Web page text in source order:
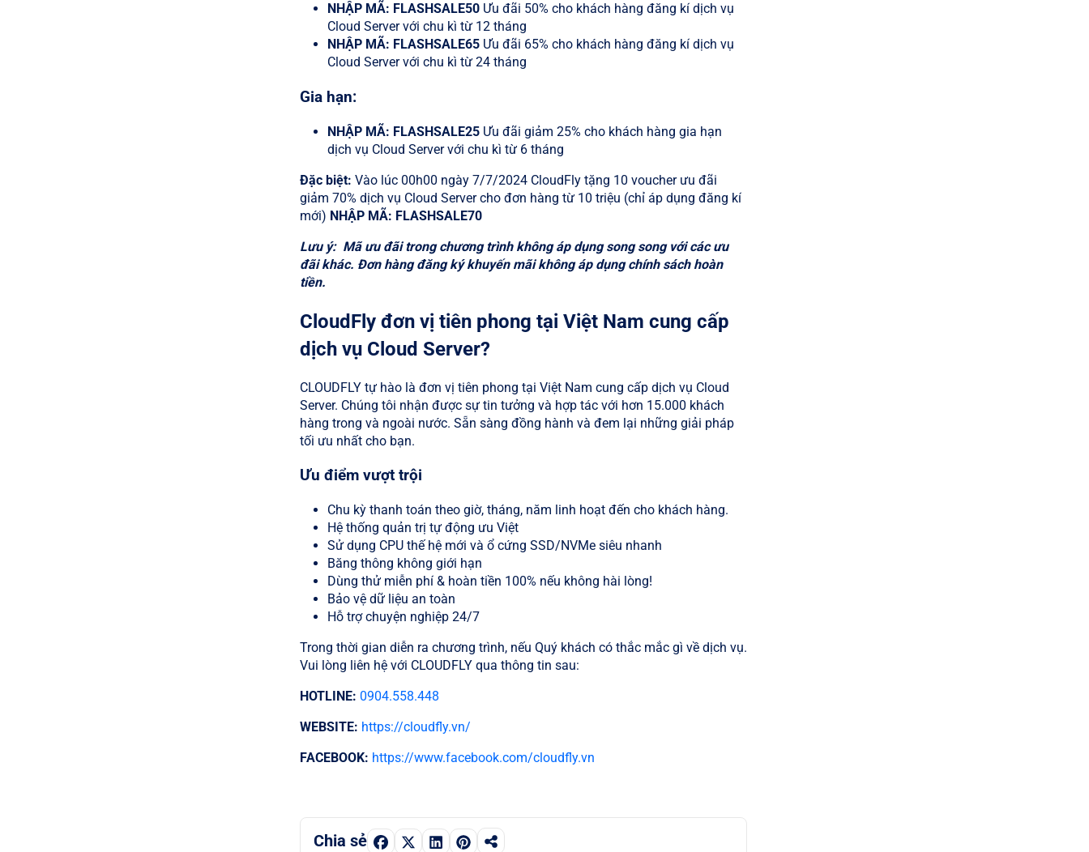
NHẬP MÃ: FLASHSALE50Ưu đãi 50% cho khách hàng đăng kí dịch vụ
Cloud Server với chu kì từ 12 tháng
NHẬP MÃ: FLASHSALE65Ưu đãi 65% cho khách hàng đăng kí dịch vụ
Cloud Server với chu kì từ 24 tháng
Gia hạn:
NHẬP MÃ: FLASHSALE25Ưu đãi giảm 25% cho khách hàng gia hạn
dịch vụ Cloud Server với chu kì từ 6 tháng
Đặc biệt: Vào lúc 00h00 ngày 7/7/2024 CloudFly tặng 10 voucher ưu đãi
giảm 70% dịch vụ Cloud Server cho đơn hàng từ 10 triệu (chỉ áp dụng đăng kí
mới) NHẬP MÃ: FLASHSALE70
Lưu ý: Mã ưu đãi trong chương trình không áp dụng song song với các ưu
đãi khác. Đơn hàng đăng ký khuyến mãi không áp dụng chính sách hoàn
tiền.
CloudFly đơn vị tiên phong tại Việt Nam cung cấp
dịch vụ Cloud Server?
CLOUDFLY tự hào là đơn vị tiên phong tại Việt Nam cung cấp dịch vụ Cloud
Server. Chúng tôi nhận được sự tin tưởng và hợp tác với hơn 15.000 khách
hàng trong và ngoài nước. Sẵn sàng đồng hành và đem lại những giải pháp
tối ưu nhất cho bạn.
Ưu điểm vượt trội
Chu kỳ thanh toán theo giờ, tháng, năm linh hoạt đến cho khách hàng.
Hệ thống quản trị tự động ưu Việt
Sử dụng CPU thế hệ mới và ổ cứng SSD/NVMe siêu nhanh
Băng thông không giới hạn
Dùng thử miễn phí & hoàn tiền 100% nếu không hài lòng!
Bảo vệ dữ liệu an toàn
Hỗ trợ chuyện nghiệp 24/7
Trong thời gian diễn ra chương trình, nếu Quý khách có thắc mắc gì về dịch vụ.
Vui lòng liên hệ với CLOUDFLY qua thông tin sau:
HOTLINE: 0904.558.448
WEBSITE: https://cloudfly.vn/
FACEBOOK: https://www.facebook.com/cloudfly.vn
Chia sẻ